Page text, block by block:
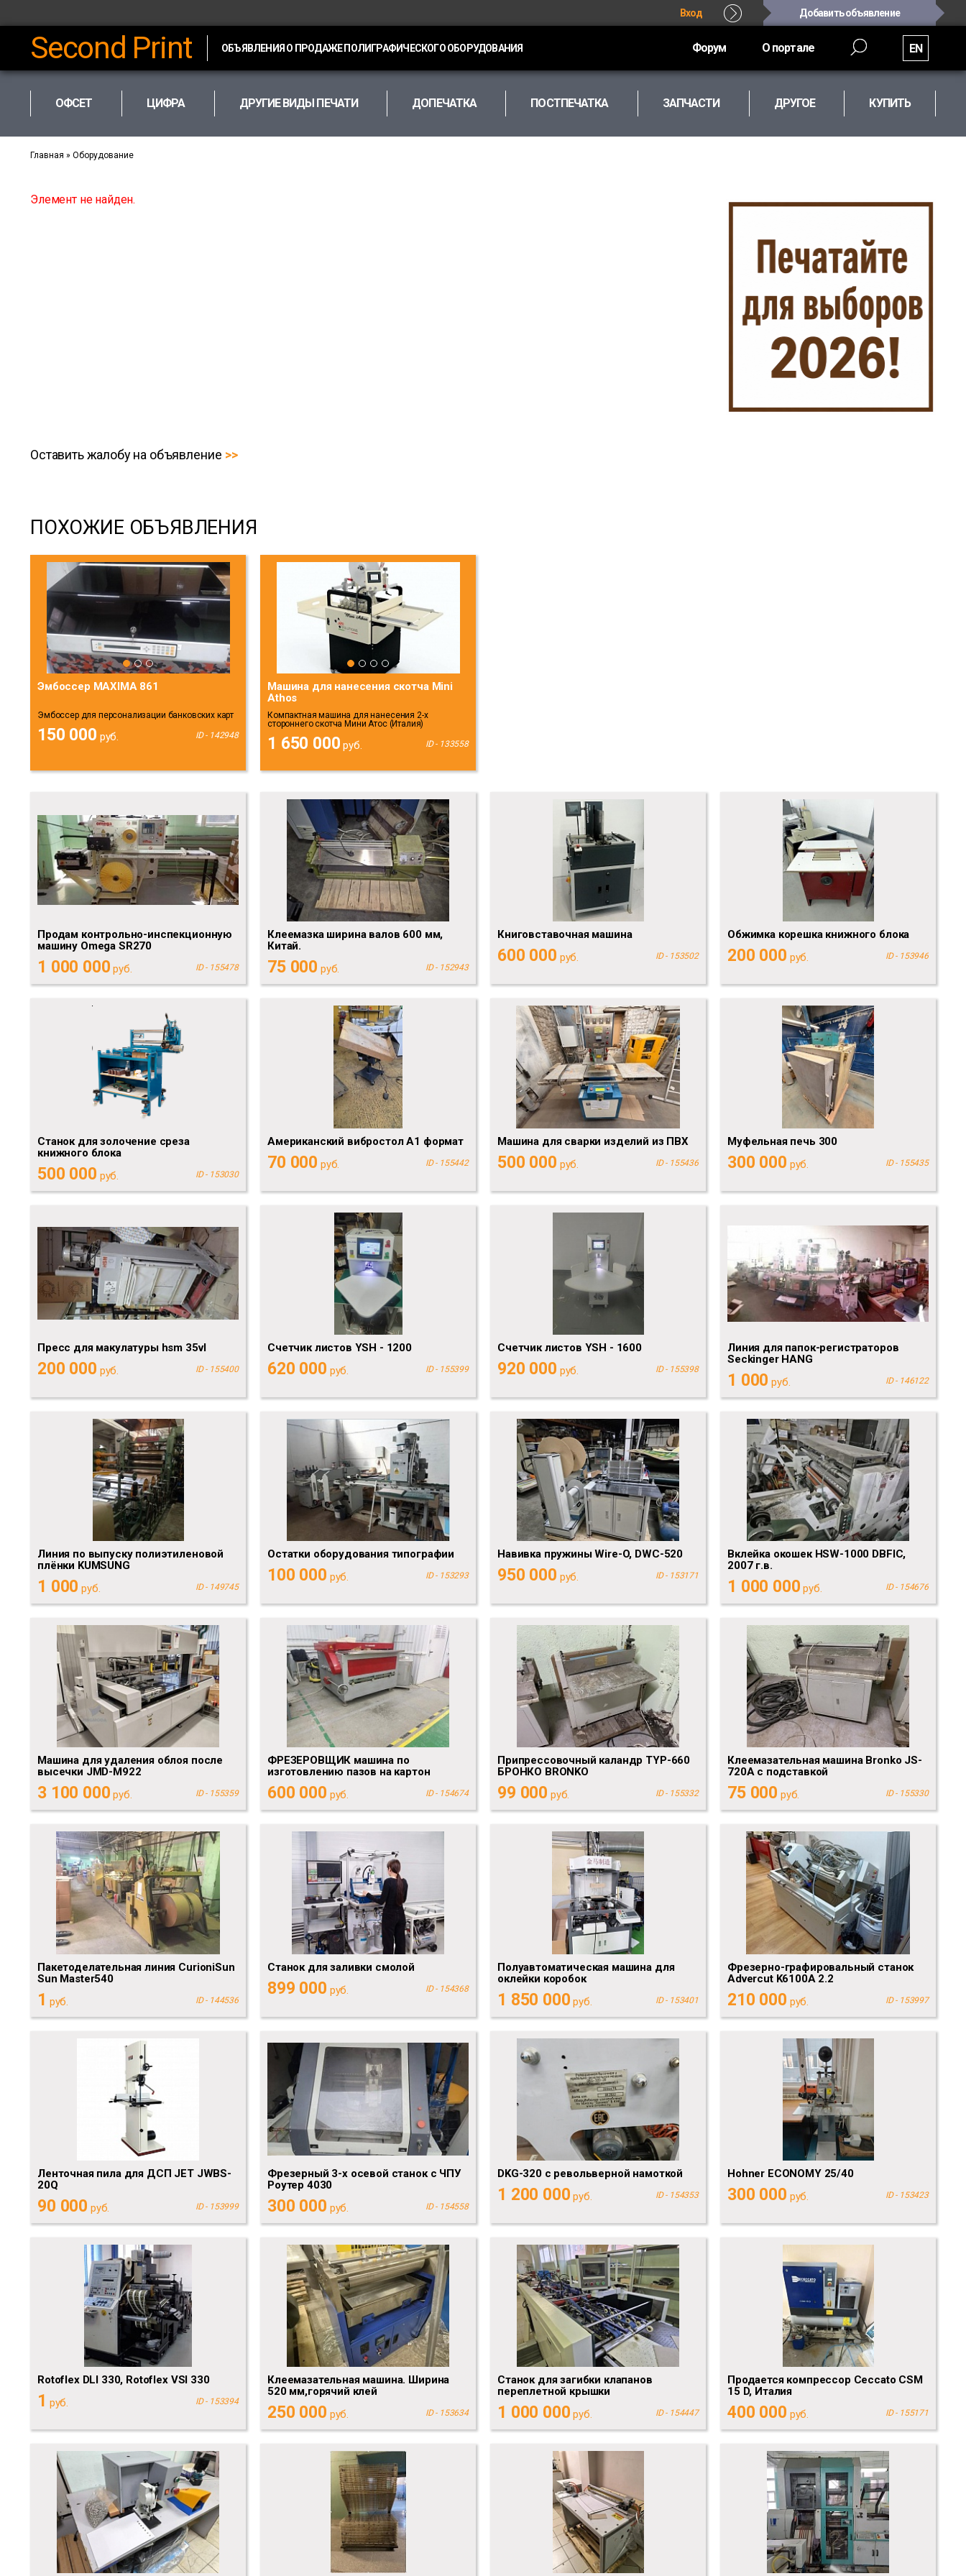
Вход Добавить объявление
Second Print ОБЪЯВЛЕНИЯ О ПРОДАЖЕ ПОЛИГРАФИЧЕСКОГО ОБОРУДОВАНИЯ Форум О портале EN
ОФСЕТ ЦИФРА ДРУГИЕ ВИДЫ ПЕЧАТИ ДОПЕЧАТКА ПОСТПЕЧАТКА ЗАПЧАСТИ ДРУГОЕ КУПИТЬ
Главная » Оборудование
Элемент не найден.
Оставить жалобу на объявление
ПОХОЖИЕ ОБЪЯВЛЕНИЯ
Эмбоссер MAXIMA 861
Эмбоссер для персонализации банковских карт
150 000 руб. ID - 142948
Машина для нанесения скотча Mini
Athos
Компактная машина для нанесения 2-х
стороннего скотча Мини Атос (Италия)
1 650 000 руб. ID - 133558
Продам контрольно-инспекционную
машину Omega SR270
1 000 000 руб. ID - 155478
Клеемазка ширина валов 600 мм,
Китай.
75 000 руб. ID - 152943
Книговставочная машина
600 000 руб. ID - 153502
Обжимка корешка книжного блока
200 000 руб. ID - 153946
Станок для золочение среза
книжного блока
500 000 руб. ID - 153030
Американский вибростол А1 формат
70 000 руб. ID - 155442
Машина для сварки изделий из ПВХ
500 000 руб. ID - 155436
Муфельная печь 300
300 000 руб. ID - 155435
Пресс для макулатуры hsm 35vl
200 000 руб. ID - 155400
Счетчик листов YSH - 1200
620 000 руб. ID - 155399
Счетчик листов YSH - 1600
920 000 руб. ID - 155398
Линия для папок-регистраторов
Seckinger HANG
1 000 руб. ID - 146122
Линия по выпуску полиэтиленовой
плёнки KUMSUNG
1 000 руб. ID - 149745
Остатки оборудования типографии
100 000 руб. ID - 153293
Навивка пружины Wire-O, DWC-520
950 000 руб. ID - 153171
Вклейка окошек HSW-1000 DBFIC,
2007 г.в.
1 000 000 руб. ID - 154676
Машина для удаления облоя после
высечки JMD-M922
3 100 000 руб. ID - 155359
ФРЕЗЕРОВЩИК машина по
изготовлению пазов на картон
600 000 руб. ID - 154674
Припрессовочный каландр TYP-660
БРОНКО BRONKO
99 000 руб. ID - 155332
Клеемазательная машина Bronko JS-
720A с подставкой
75 000 руб. ID - 155330
Пакетоделательная линия CurioniSun
Sun Master540
1 руб. ID - 144536
Станок для заливки смолой
899 000 руб. ID - 154368
Полуавтоматическая машина для
оклейки коробок
1 850 000 руб. ID - 153401
Фрезерно-графировальный станок
Advercut K6100A 2.2
210 000 руб. ID - 153997
Ленточная пила для ДСП JET JWBS-
20Q
90 000 руб. ID - 153999
Фрезерный 3-х осевой станок с ЧПУ
Роутер 4030
300 000 руб. ID - 154558
DKG-320 с револьверной намоткой
1 200 000 руб. ID - 154353
Ноhnеr ЕСОNОМY 25/40
300 000 руб. ID - 153423
Rotoflex DLI 330, Rotoflex VSI 330
1 руб. ID - 153394
Клеемазательная машина. Ширина
520 мм,горячий клей
250 000 руб. ID - 153634
Станок для загибки клапанов
переплетной крышки
1 000 000 руб. ID - 154447
Продается компрессор Ceccato CSM
15 D, Италия
400 000 руб. ID - 155171